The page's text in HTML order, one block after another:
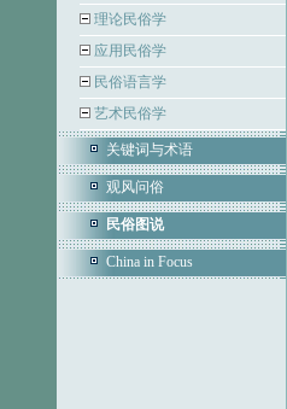
理论民俗学
应用民俗学
民俗语言学
艺术民俗学
关键词与术语
观风问俗
民俗图说
China in Focus